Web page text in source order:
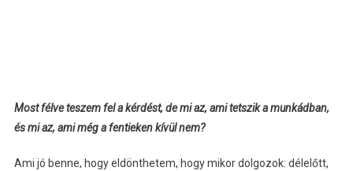
Most félve teszem fel a kérdést, de mi az, ami tetszik a munkádban,
és mi az, ami még a fentieken kívül nem?
Ami jó benne, hogy eldönthetem, hogy mikor dolgozok: délelőtt,